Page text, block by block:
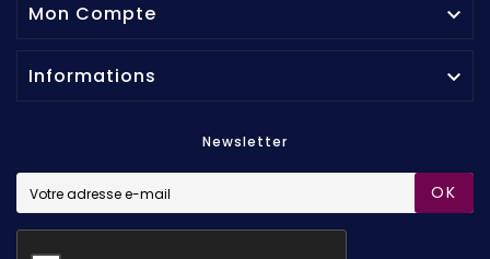
Mon Compte 
Informations 
Newsletter
OK